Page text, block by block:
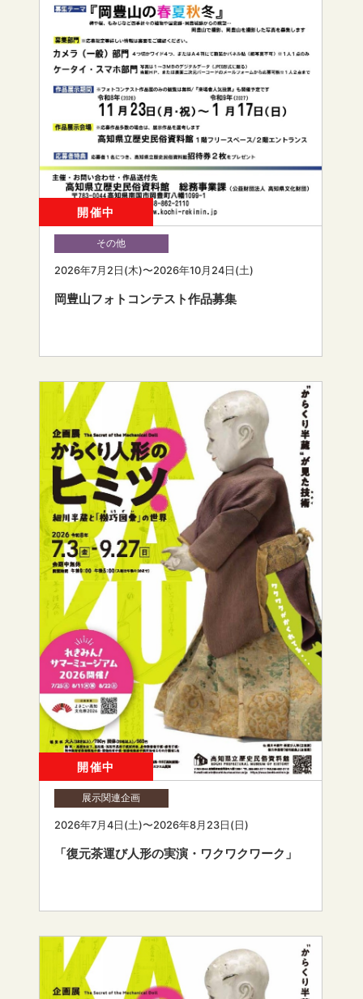
開催中
その他
2026年7月2日(木)〜2026年10月24日(土)
岡豊山フォトコンテスト作品募集
開催中
展示関連企画
2026年7月4日(土)〜2026年8月23日(日)
「復元茶運び人形の実演・ワクワクワーク」